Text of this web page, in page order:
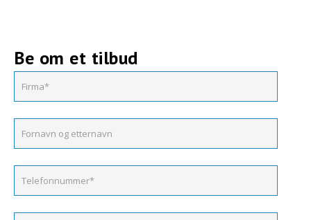
Be om et tilbud